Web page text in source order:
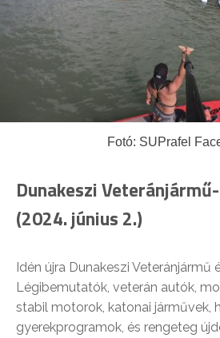
Fotó: SUPrafel
Dunakeszi
(2024. június 2.)
Idén újra Dunakeszi Veteránjármű
Légibemutatók, veterán autók,
stabil motorok, katonai járművek,
gyerekprogramok, és rengeteg